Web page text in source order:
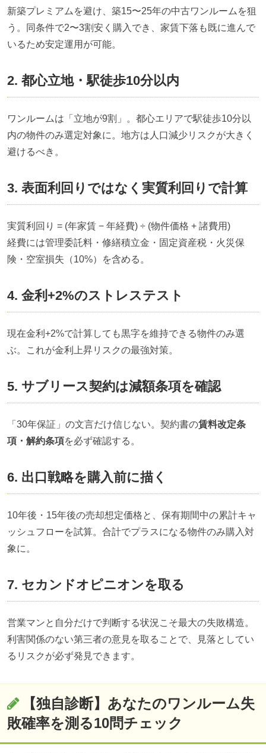
新築プレミアムを避け、築15〜25年の中古ワンルームを狙
う。同条件で2〜3割安く購入でき、家賃下落も既に進んで
いるため安定運用が可能。
2. 都心立地・駅徒歩10分以内
ワンルームは「立地が9割」。都心エリアで駅徒歩10分以
内の物件のみ選定対象に。地方は人口減少リスクが大きく
避けるべき。
3. 表面利回りではなく実質利回りで計算
実質利回り = (年家賃 − 年経費) ÷ (物件価格 + 諸費用)
経費には管理委託料・修繕積立金・固定資産税・火災保
険・空室損失（10%）を含める。
4. 金利+2%のストレステスト
現在金利+2%で計算しても黒字を維持できる物件のみ選
ぶ。これが金利上昇リスクの最強対策。
5. サブリース契約は減額条項を確認
「30年保証」の文言だけ信じない。契約書の賃料改定条
項・解約条項を必ず確認する。
6. 出口戦略を購入前に描く
10年後・15年後の売却想定価格と、保有期間中の累計キャ
ッシュフローを試算。合計でプラスになる物件のみ購入対
象に。
7. セカンドオピニオンを取る
営業マンと自分だけで判断する状況こそ最大の失敗構造。
利害関係のない第三者の意見を取ることで、見落としてい
るリスクが必ず発見できます。
【独自診断】あなたのワンルーム失
敗確率を測る10問チェック